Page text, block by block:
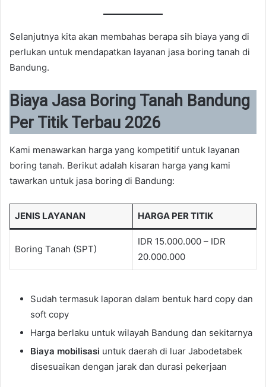
Selanjutnya kita akan membahas berapa sih biaya yang di
perlukan untuk mendapatkan layanan jasa boring tanah di
Bandung.
Biaya Jasa Boring Tanah Bandung
Per Titik Terbau 2026
Kami menawarkan harga yang kompetitif untuk layanan
boring tanah. Berikut adalah kisaran harga yang kami
tawarkan untuk jasa boring di Bandung:
JENIS LAYANAN HARGA PER TITIK
Boring Tanah (SPT)
IDR 15.000.000 – IDR
20.000.000
Sudah termasuk laporan dalam bentuk hard copy dan
soft copy
Harga berlaku untuk wilayah Bandung dan sekitarnya
Biaya mobilisasi untuk daerah di luar Jabodetabek
disesuaikan dengan jarak dan durasi pekerjaan